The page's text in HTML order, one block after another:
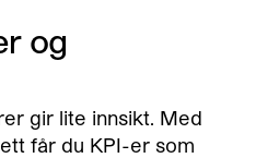
og
gir lite innsikt. Med
får du KPI-er som